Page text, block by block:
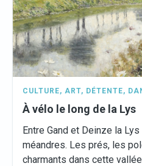
CULTURE, ART, DÉTENTE,
À vélo le long de la Lys
Entre Gand et Deinze la
méandres. Les prés, les
charmants dans cette